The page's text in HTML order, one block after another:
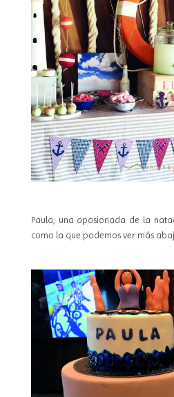
Paula, una apasionada de la
como la que podemos ver más